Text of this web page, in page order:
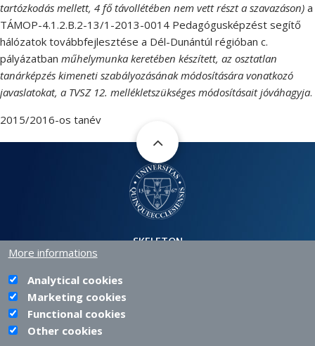
tartózkodás mellett, 4 fő távollétében nem vett részt a szavazáson) a
TÁMOP-4.1.2.B.2-13/1-2013-0014 Pedagógusképzést segítő
hálózatok továbbfejlesztése a Dél-Dunántúl régióban c.
pályázatban műhelymunka keretében készített, az osztatlan
tanárképzés kimeneti szabályozásának módosítására vonatkozó
javaslatokat, a TVSZ 12. mellékletszükséges módosításait jóváhagyja.
2015/2016-os tanév
SKELETON
H-7630 PÉCS, SZÁNTÓ KOVÁCS JÁNOS STR. 1/B.
+36 72 501 500 |
More informations
Analytical cookies
Marketing cookies
Functional cookies
Other cookies